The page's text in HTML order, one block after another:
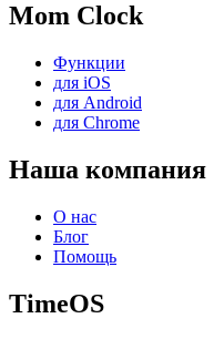
Mom Clock
Функции
для iOS
для Android
для Chrome
Наша компания
О нас
Блог
Помощь
TimeOS